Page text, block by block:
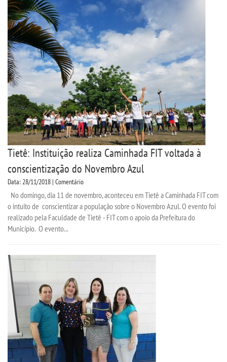
Tietê: Instituição realiza Caminhada FIT voltada à
conscientização do Novembro Azul
Data: 28/11/2018 | Comentário
No domingo, dia 11 de novembro, aconteceu em Tietê a Caminhada FIT com
o intuito de conscientizar a população sobre o Novembro Azul. O evento foi
realizado pela Faculdade de Tietê - FIT com o apoio da Prefeitura do
Município. O evento...